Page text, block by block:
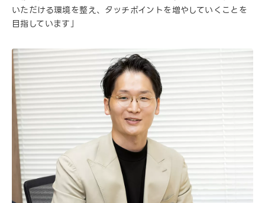
いただける環境を整え、タッチポイントを増やしていくことを
目指しています」